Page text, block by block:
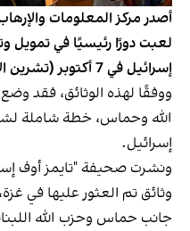
أصدر مركز المعلومات
لعبت دورًا رئيسيًا في
إسرائيل في 7 أكتوبر (تشرين الأول) 2023.
ووفقًا لهذه الوثائق، فقد
الله وحماس، خطة شاملة
إسرائيل.
ونشرت صحيفة "تايمز أوف
وثائق تم العثور عليها في
جانب حماس وحزب الله